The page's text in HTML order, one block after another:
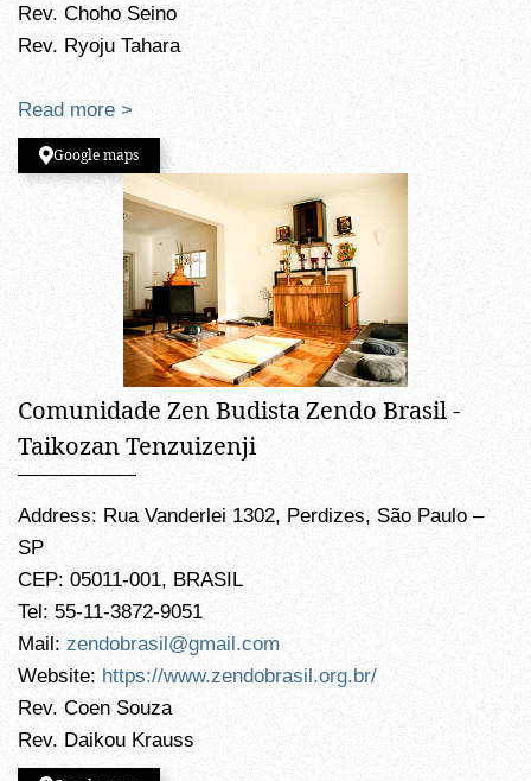
Rev. Choho Seino
Rev. Ryoju Tahara
Read more >
Google maps
Comunidade Zen Budista Zendo Brasil -
Taikozan Tenzuizenji
Address: Rua Vanderlei 1302, Perdizes, São Paulo –
SP
CEP: 05011-001, BRASIL
Tel: 55-11-3872-9051
Mail: zendobrasil@gmail.com
Website: https://www.zendobrasil.org.br/
Rev. Coen Souza
Rev. Daikou Krauss